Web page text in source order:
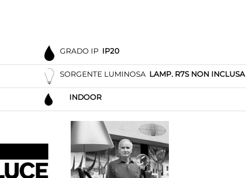
GRADO IP IP20
SORGENTE LUMINOSA LAMP. R7S NON INCLUSA
INDOOR